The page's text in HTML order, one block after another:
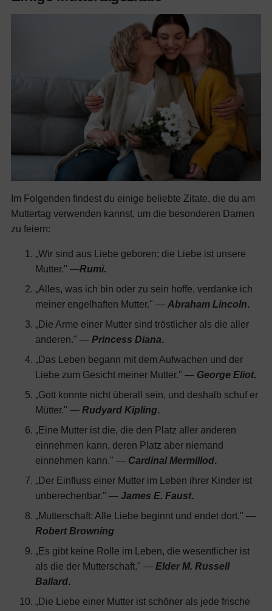
Im Folgenden findest du einige beliebte Zitate, die du am
Muttertag verwenden kannst, um die besonderen Damen
zu feiern:
„Wir sind aus Liebe geboren; die Liebe ist unsere
Mutter." —Rumi.
„Alles, was ich bin oder zu sein hoffe, verdanke ich
meiner engelhaften Mutter." — Abraham Lincoln.
„Die Arme einer Mutter sind tröstlicher als die aller
anderen." — Princess Diana.
„Das Leben begann mit dem Aufwachen und der
Liebe zum Gesicht meiner Mutter." — George Eliot.
„Gott konnte nicht überall sein, und deshalb schuf er
Mütter." — Rudyard Kipling.
„Eine Mutter ist die, die den Platz aller anderen
einnehmen kann, deren Platz aber niemand
einnehmen kann." — Cardinal Mermillod.
„Der Einfluss einer Mutter im Leben ihrer Kinder ist
unberechenbar." — James E. Faust.
„Mutterschaft: Alle Liebe beginnt und endet dort." —
Robert Browning
„Es gibt keine Rolle im Leben, die wesentlicher ist
als die der Mutterschaft." — Elder M. Russell
Ballard.
„Die Liebe einer Mutter ist schöner als jede frische